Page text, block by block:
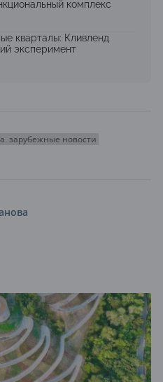
комплекс
кварталы: Кливленд
эксперимент
зарубежные новости